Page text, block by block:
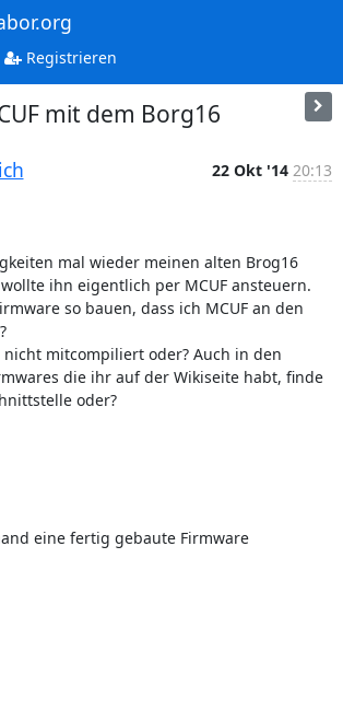
Registrieren
mit dem Borg16
22 Okt '14 20:13
mal wieder meinen alten Brog16
ihn eigentlich per MCUF ansteuern.
so bauen, dass ich MCUF an den
nicht mitcompiliert oder? Auch in den
die ihr auf der Wikiseite habt, finde
oder?
eine fertig gebaute Firmware